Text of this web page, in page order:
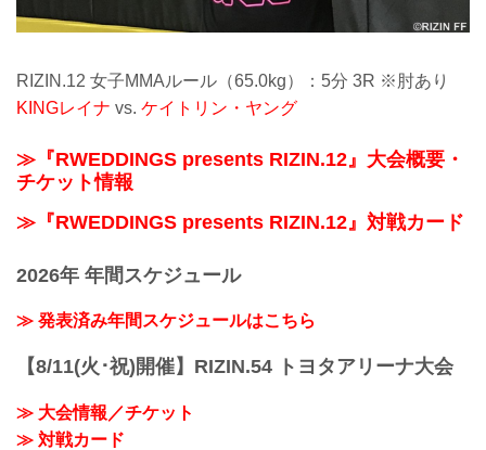
RIZIN.12 女子MMAルール（65.0kg）：5分 3R ※肘あり
KINGレイナ vs. ケイトリン・ヤング
≫『RWEDDINGS presents RIZIN.12』大会概要・
チケット情報
≫『RWEDDINGS presents RIZIN.12』対戦カード
2026年 年間スケジュール
≫ 発表済み年間スケジュールはこちら
【8/11(火･祝)開催】RIZIN.54 トヨタアリーナ大会
≫ 大会情報／チケット
≫ 対戦カード